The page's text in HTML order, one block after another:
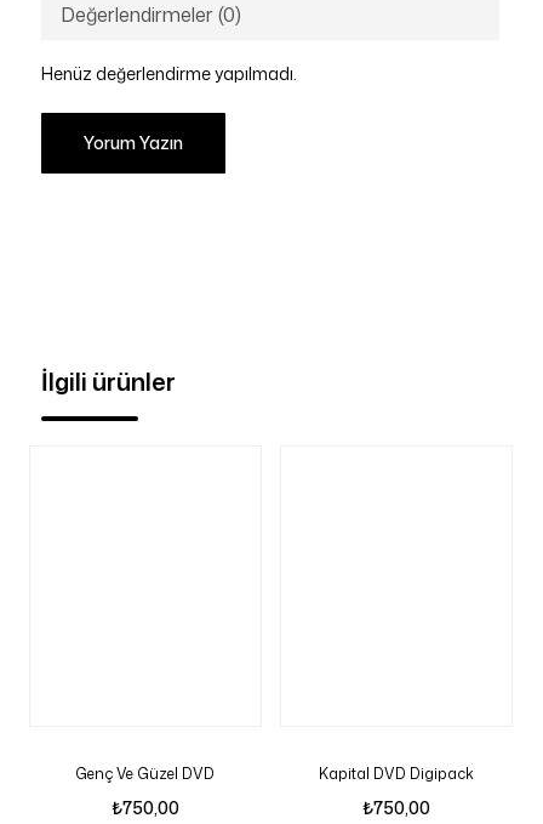
Değerlendirmeler (0)
Henüz değerlendirme yapılmadı.
Yorum Yazın
İlgili ürünler
Genç Ve Güzel DVD
₺750,00
Kapital DVD Digipack
₺750,00